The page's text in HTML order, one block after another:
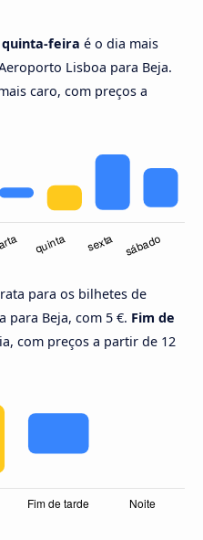
quinta-feira é o dia mais
Lisboa para Beja.
caro, com preços a
para os bilhetes de
para Beja, com 5 €. Fim de
com preços a partir de 12